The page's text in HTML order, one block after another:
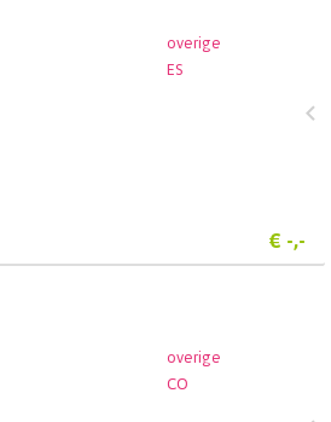
overige
ES
€ -,-
overige
CO